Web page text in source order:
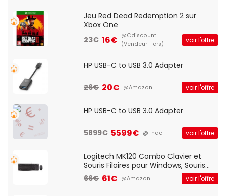
Jeu Red Dead Redemption 2 sur
Xbox One
23€ 16€ @Cdiscount
(Vendeur Tiers)
voir l'offre
HP USB-C to USB 3.0 Adapter
26€ 20€ @Amazon voir l'offre
HP USB-C to USB 3.0 Adapter
5899€ 5599€ @Fnac voir l'offre
Logitech MK120 Combo Clavier et
Souris Filaires pour Windows, Souris
Optique Filaire, Connexion USB Plug
And Play, Confortable, Taille
66€ 61€ @Amazon voir l'offre